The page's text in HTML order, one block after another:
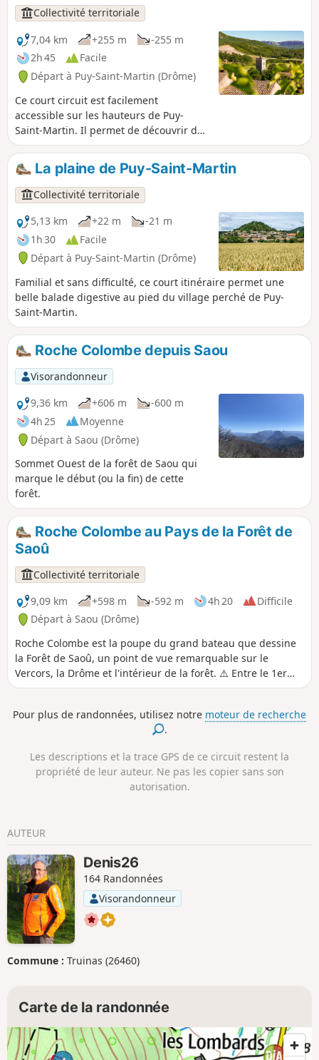
Collectivité territoriale
7,04 km
+255 m
-255 m
2h 45
Facile
Départ à Puy-Saint-Martin (Drôme)
Ce court circuit est facilement
accessible sur les hauteurs de Puy-
Saint-Martin. Il permet de découvrir de
nouveaux points de vue sur le vieux
village et sur la plaine de la Valdaine.
La plaine de Puy-Saint-Martin
Collectivité territoriale
5,13 km
+22 m
-21 m
1h 30
Facile
Départ à Puy-Saint-Martin (Drôme)
Familial et sans difficulté, ce court itinéraire permet une
belle balade digestive au pied du village perché de Puy-
Saint-Martin.
Roche Colombe depuis Saou
Visorandonneur
9,36 km
+606 m
-600 m
4h 25
Moyenne
Départ à Saou (Drôme)
Sommet Ouest de la forêt de Saou qui
marque le début (ou la fin) de cette
forêt.
Roche Colombe au Pays de la Forêt de
Saoû
Collectivité territoriale
9,09 km
+598 m -592 m 4h 20
Difficile
Départ à Saou (Drôme)
Roche Colombe est la poupe du grand bateau que dessine
la Forêt de Saoû, un point de vue remarquable sur le
Vercors, la Drôme et l'intérieur de la forêt. ⚠️ Entre le 1er
juillet et le 15 septembre, Arrêté préfectoral DDT-SEF-2026-
d'accès en forêt de Saoû et sur le plateau d'Ambel en cas de
risque d'incendie évalué chaque jour. Une carte est publiée
Pour plus de randonnées, utilisez notre moteur de recherche
.
Les descriptions et la trace GPS de ce circuit restent la
propriété de leur auteur. Ne pas les copier sans son
autorisation.
AUTEUR
Denis26
164 Randonnées
Visorandonneur
Commune : Truinas (26460)
Carte de la randonnée